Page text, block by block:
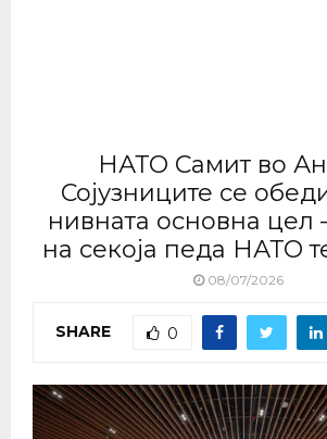
НАТО Самит во
Сојузниците се
нивната основна цел
на секоја педа НАТО
08/07/2026
SHARE 0